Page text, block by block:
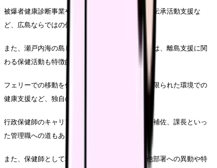
被爆者健康診断事業や医療給付事業、被爆体験の伝承活動支援な
ど、広島ならではの保健活動が経験できます。
また、瀬戸内海の島しょ部を多く抱える広島県では、離島支援に関
わる保健活動も特徴的です。
フェリーでの移動を伴う訪問活動や、医療資源の限られた環境での
健康支援など、独自のスキルが求められます。
行政保健師のキャリアパスとしては、係長、課長補佐、課長といっ
た管理職への道もあります。
また、保健師として培った専門性を活かして、他部署への異動や特